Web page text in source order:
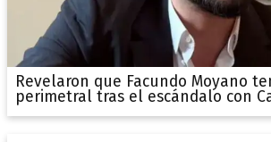
Revelaron que Facundo Moyano
perimetral tras el escándalo con